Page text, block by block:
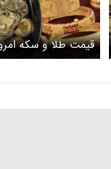
اسفند ۱۴۰۴